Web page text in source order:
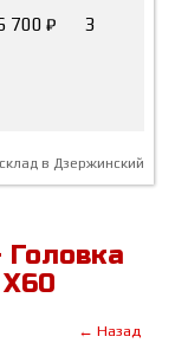
700 ₽ 3
в Дзержинский
Головка
← Назад